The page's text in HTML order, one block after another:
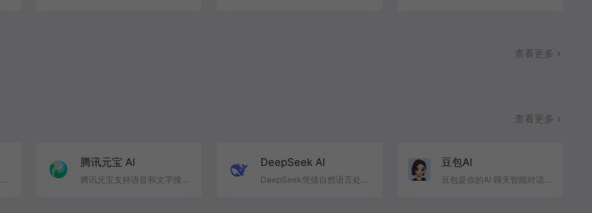
查看更多
查看更多
主要为图片周边，如：图片格式转换、图片压缩、图片信息读取等API。图片尺寸修改 功能比较多 SnipX推荐！
腾讯元宝 AI
腾讯元宝支持语音和文字搜索，涵盖微信公众号和视频号等信源。搜索结果以图片、视频、音乐和地图等形式展…
DeepSeek AI
DeepSeek凭借自然语言处理、机器学习与深度学习、大数据分析等核心技术优势，在推理、自然语言理解与生成…
豆包AI
豆包是你的AI 聊天智能对话问答助手，写作文案翻译编程全能工具。豆包为你答疑解惑，提供灵感，辅助创作，…